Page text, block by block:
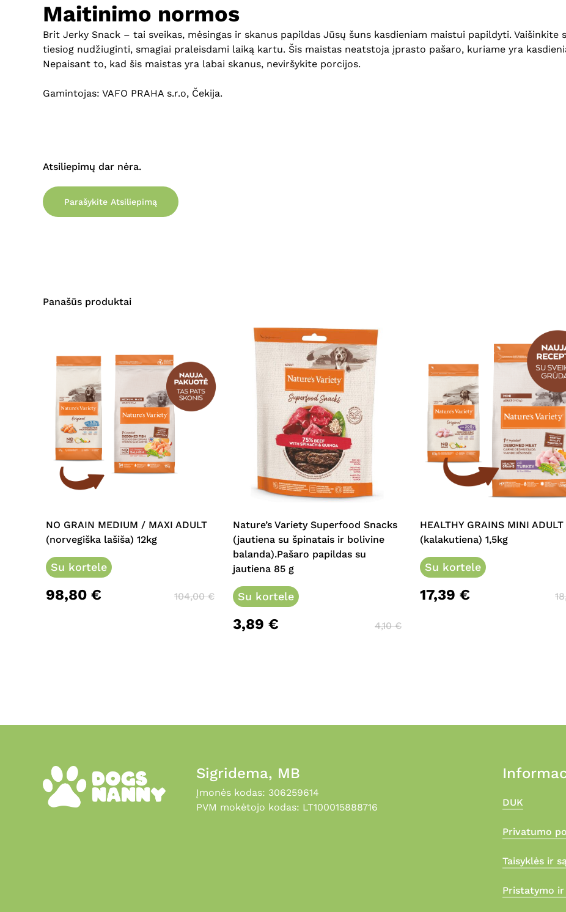
Maitinimo normos
Brit Jerky Snack – tai sveikas, mėsingas ir skanus papildas Jūsų šuns kasdieniam maistui papildyti.
tiesiog nudžiuginti, smagiai praleisdami laiką kartu. Šis maistas neatstoja įprasto pašaro, kuriame yra
Nepaisant to, kad šis maistas yra labai skanus, neviršykite porcijos.
Gamintojas: VAFO PRAHA s.r.o, Čekija.
Atsiliepimų dar nėra.
Parašykite Atsiliepimą
Panašūs produktai
NO GRAIN MEDIUM / MAXI ADULT
(norvegiška lašiša) 12kg
Su kortele
98,80 € 104,00€
Nature’s Variety Superfood Snacks
(jautiena su špinatais ir bolivine
balanda).Pašaro papildas su
jautiena 85 g
Su kortele
3,89 € 4,10€
HEALTHY GRAINS MINI ADULT
(kalakutiena) 1,5kg
Su kortele
17,39 €
Sigridema, MB
Įmonės kodas: 306259614
PVM mokėtojo kodas: LT100015888716
DUK
Privatumo
Taisyklės ir
Pristatymo ir